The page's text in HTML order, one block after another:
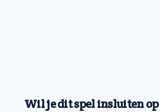
Wil je dit spel insluiten